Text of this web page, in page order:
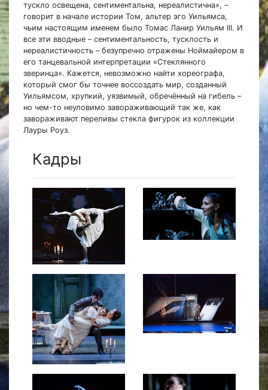
тускло освещена, сентиментальна, нереалистична», –
говорит в начале истории Том, альтер эго Уильямса,
чьим настоящим именем было Томас Ланир Уильям III. И
все эти вводные – сентиментальность, тусклость и
нереалистичность – безупречно отражены Ноймайером в
его танцевальной интерпретации «Стеклянного
зверинца». Кажется, невозможно найти хореографа,
который смог бы точнее воссоздать мир, созданный
Уильямсом, хрупкий, уязвимый, обречённый на гибель –
но чем-то неуловимо завораживающий так же, как
завораживают переливы стекла фигурок из коллекции
Лауры Роуз.
Кадры